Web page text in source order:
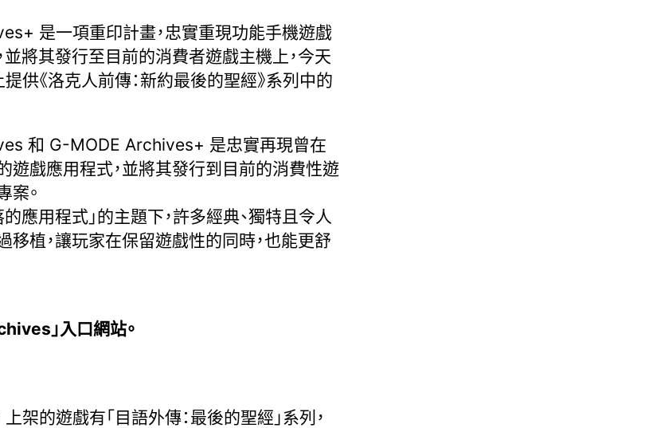
是一項重印計畫，忠實重現功能手機遊戲
並將其發行至目前的消費者遊戲主機上，今天
供《洛克人前傳：新約最後的聖經》系列中的
和 G-MODE Archives+ 是忠實再現曾在
遊戲應用程式，並將其發行到目前的消費性遊
案。
應用程式」的主題下，許多經典、獨特且令人
移植，讓玩家在保留遊戲性的同時，也能更舒
」入口網站。
架的遊戲有「目語外傳：最後的聖經」系列，